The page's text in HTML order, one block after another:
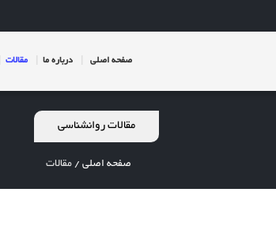
صفحه اصلی درباره ما مقالات
مقالات روانشناسی
صفحه اصلی / مقالات